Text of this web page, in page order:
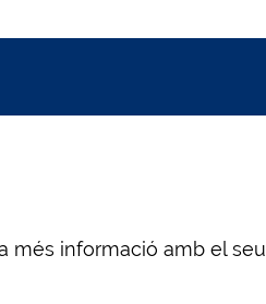
més informació amb el